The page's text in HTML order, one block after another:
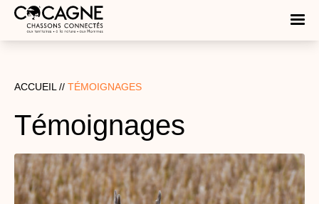
ACCUEIL // TÉMOIGNAGES
Témoignages